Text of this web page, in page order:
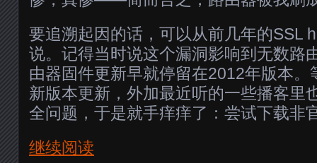
要追溯起因的话，可以从前几年的SSL
说。记得当时说这个漏洞影响到无数路
由器固件更新早就停留在2012年版本
新版本更新，外加最近听的一些播客里
全问题，于是就手痒痒了：尝试下载非
继续阅读